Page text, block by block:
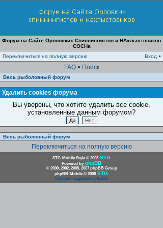
Форум на Сайте Орловских Спиннингистов и НАхлыстовиков
СОСНа
Переключиться на полную версию
Вход •
FAQ • Поиск
Весь рыболовный форум
Удалить cookies форума
Вы уверены, что хотите удалить все cookie,
установленные данным форумом?
Весь рыболовный форум
Переключиться на полную версию
STG-Mobile Style © 2008 STG
Powered by phpBB
© 2000, 2002, 2005, 2007 phpBB Group
phpBB-Mobile © 2008 STG
Русская поддержка phpBB